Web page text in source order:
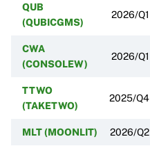
QUB
(QUBICGMS)
2026/Q1
CWA
(CONSOLEW)
2026/Q1
TTWO
(TAKETWO)
2025/Q4
MLT (MOONLIT) 2026/Q2